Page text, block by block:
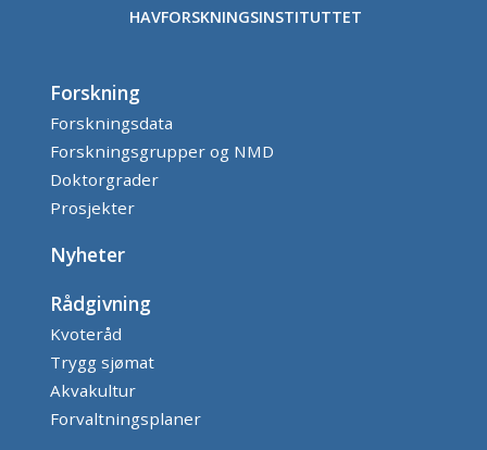
HAVFORSKNINGSINSTITUTTET
Forskning
Forskningsdata
Forskningsgrupper og NMD
Doktorgrader
Prosjekter
Nyheter
Rådgivning
Kvoteråd
Trygg sjømat
Akvakultur
Forvaltningsplaner